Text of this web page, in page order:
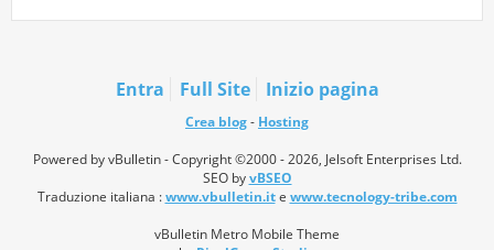
Entra Full Site Inizio pagina
Crea blog- Hosting
Powered by vBulletin - Copyright ©2000 - 2026, Jelsoft Enterprises Ltd.
SEO byvBSEO
Traduzione italiana :www.vbulletin.ite www.tecnology-tribe.com
vBulletin Metro Mobile Theme